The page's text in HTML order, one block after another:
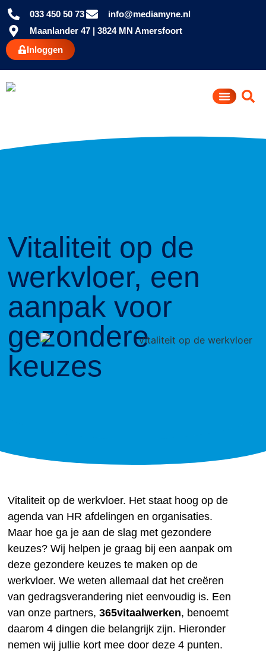
033 450 50 73
info@mediamyne.nl
Maanlander 47 | 3824 MN Amersfoort
Inloggen
Vitaliteit op de
werkvloer, een
aanpak voor
gezondere
keuzes
Vitaliteit op de werkvloer. Het staat hoog op de
agenda van HR afdelingen en organisaties.
Maar hoe ga je aan de slag met gezondere
keuzes? Wij helpen je graag bij een aanpak om
deze gezondere keuzes te maken op de
werkvloer. We weten allemaal dat het creëren
van gedragsverandering niet eenvoudig is. Een
van onze partners,365vitaalwerken, benoemt
daarom 4 dingen die belangrijk zijn. Hieronder
nemen wij jullie kort mee door deze 4 punten.